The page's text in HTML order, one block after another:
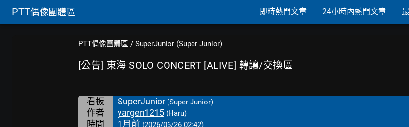
PTT偶像團體區 即時熱門文章 24小時內熱門文章
PTT偶像團體區 / SuperJunior (Super Junior)
[公告] 東海 SOLO CONCERT [ALIVE] 轉讓/交換區
看板 SuperJunior (Super Junior)
作者 yargen1215 (Haru)
時間 1月前 (2026/06/26 02:42)